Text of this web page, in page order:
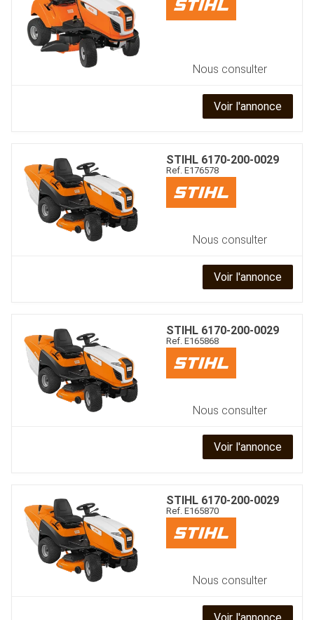
Nous consulter
Voir l'annonce
STIHL 6170-200-0029
Ref. E176578
Nous consulter
Voir l'annonce
STIHL 6170-200-0029
Ref. E165868
Nous consulter
Voir l'annonce
STIHL 6170-200-0029
Ref. E165870
Nous consulter